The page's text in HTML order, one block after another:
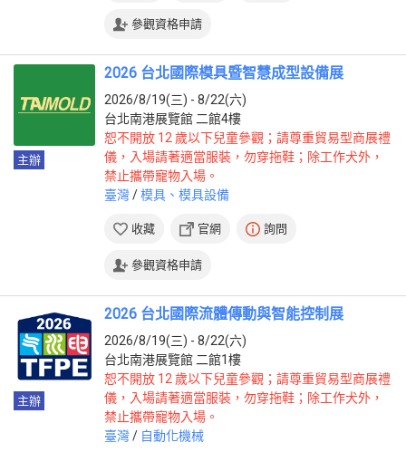
參觀資格申請
主辦
2026 台北國際模具暨智慧成型設備展
2026/8/19(三) - 8/22(六)
台北南港展覽館 二館4樓
恕不開放 12 歲以下兒童參觀；請尊重貿易型商展禮
儀，入場請著適當服裝，勿穿拖鞋；除工作犬外，
禁止攜帶寵物入場。
臺灣/模具、模具設備
收藏 官網 詢問
參觀資格申請
主辦
2026 台北國際流體傳動與智能控制展
2026/8/19(三) - 8/22(六)
台北南港展覽館 二館1樓
恕不開放 12 歲以下兒童參觀；請尊重貿易型商展禮
儀，入場請著適當服裝，勿穿拖鞋；除工作犬外，
禁止攜帶寵物入場。
臺灣/ 自動化機械